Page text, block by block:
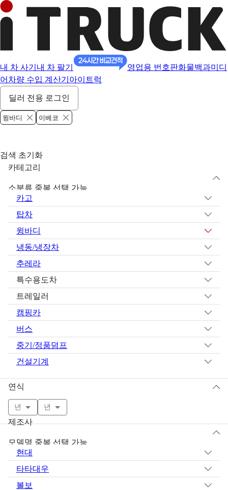
내 차 사기 내 차 팔기 영업용 번호판화물백과미디
어 차량 수입 계산기 아이트럭
딜러 전용 로그인
윙바디 이베코
검색 초기화
카테고리
소분류 중복 선택 가능
카고
탑차
윙바디
냉동/냉장차
추레라
특수용도차
트레일러
캠핑카
버스
중기/정품덤프
건설기계
연식
년 년
제조사
모델명 중복 선택 가능
현대
타타대우
볼보